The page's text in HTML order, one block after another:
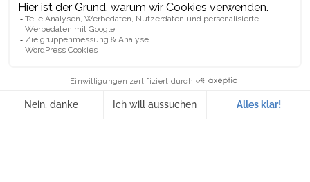
Rechnungswesen
Kostenloses
Beratungsgespräch
und Rechnungswesen
Geschäftsbedingungen